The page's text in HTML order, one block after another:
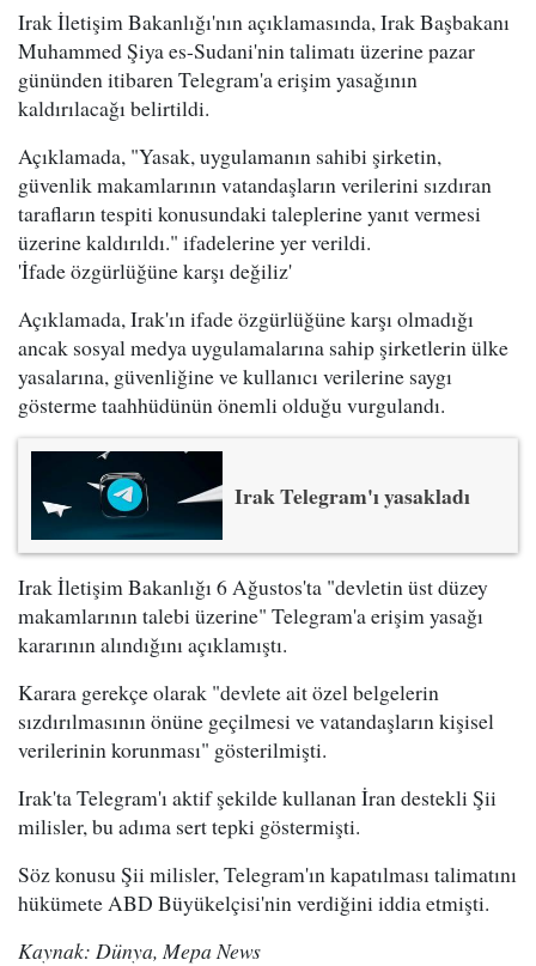
Irak İletişim Bakanlığı'nın açıklamasında, Irak Başbakanı
Muhammed Şiya es-Sudani'nin talimatı üzerine pazar
gününden itibaren Telegram'a erişim yasağının
kaldırılacağı belirtildi.
Açıklamada, "Yasak, uygulamanın sahibi şirketin,
güvenlik makamlarının vatandaşların verilerini sızdıran
tarafların tespiti konusundaki taleplerine yanıt vermesi
üzerine kaldırıldı." ifadelerine yer verildi.
'İfade özgürlüğüne karşı değiliz'
Açıklamada, Irak'ın ifade özgürlüğüne karşı olmadığı
ancak sosyal medya uygulamalarına sahip şirketlerin ülke
yasalarına, güvenliğine ve kullanıcı verilerine saygı
gösterme taahhüdünün önemli olduğu vurgulandı.
Irak Telegram'ı yasakladı
Irak İletişim Bakanlığı 6 Ağustos'ta "devletin üst düzey
makamlarının talebi üzerine" Telegram'a erişim yasağı
kararının alındığını açıklamıştı.
Karara gerekçe olarak "devlete ait özel belgelerin
sızdırılmasının önüne geçilmesi ve vatandaşların kişisel
verilerinin korunması" gösterilmişti.
Irak'ta Telegram'ı aktif şekilde kullanan İran destekli Şii
milisler, bu adıma sert tepki göstermişti.
Söz konusu Şii milisler, Telegram'ın kapatılması talimatını
hükümete ABD Büyükelçisi'nin verdiğini iddia etmişti.
Kaynak: Dünya, Mepa News